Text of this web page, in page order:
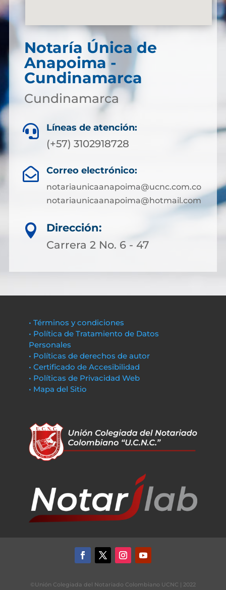
Notaría Única de
Anapoima -
Cundinamarca
Cundinamarca
 Líneas de atención:
(+57) 3102918728
 Correo electrónico:
notariaunicaanapoima@ucnc.com.co
notariaunicaanapoima@hotmail.com

Dirección:
Carrera 2 No. 6 - 47
• Términos y condiciones
• Política de Tratamiento de Datos
Personales
• Políticas de derechos de autor
• Certificado de Accesibilidad
• Políticas de Privacidad Web
• Mapa del Sitio
©Unión Colegiada del Notariado Colombiano UCNC | 2022